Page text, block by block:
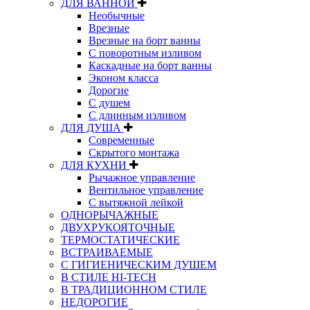
ДЛЯ ВАННОЙ
Необычные
Врезные
Врезные на борт ванны
С поворотным изливом
Каскадные на борт ванны
Эконом класса
Дорогие
С душем
C длинным изливом
ДЛЯ ДУША
Современные
Скрытого монтажа
ДЛЯ КУХНИ
Рычажное управление
Вентильное управление
С вытяжной лейкой
ОДНОРЫЧАЖНЫЕ
ДВУХРУКОЯТОЧНЫЕ
ТЕРМОСТАТИЧЕСКИЕ
ВСТРАИВАЕМЫЕ
С ГИГИЕНИЧЕСКИМ ДУШЕМ
В СТИЛЕ HI-TECH
В ТРАДИЦИОННОМ СТИЛЕ
НЕДОРОГИЕ